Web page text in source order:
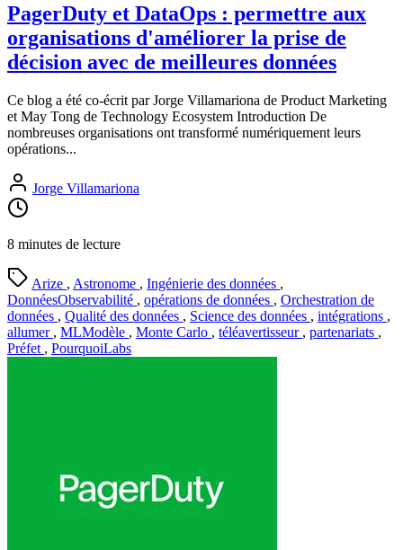
PagerDuty et DataOps : permettre aux
organisations d'améliorer la prise de
décision avec de meilleures données
Ce blog a été co-écrit par Jorge Villamariona de Product Marketing
et May Tong de Technology Ecosystem Introduction De
nombreuses organisations ont transformé numériquement leurs
opérations...
Jorge Villamariona
8 minutes de lecture
Arize , Astronome , Ingénierie des données ,
DonnéesObservabilité , opérations de données , Orchestration de
données , Qualité des données , Science des données , intégrations ,
allumer , MLModèle , Monte Carlo , téléavertisseur , partenariats ,
Préfet , PourquoiLabs